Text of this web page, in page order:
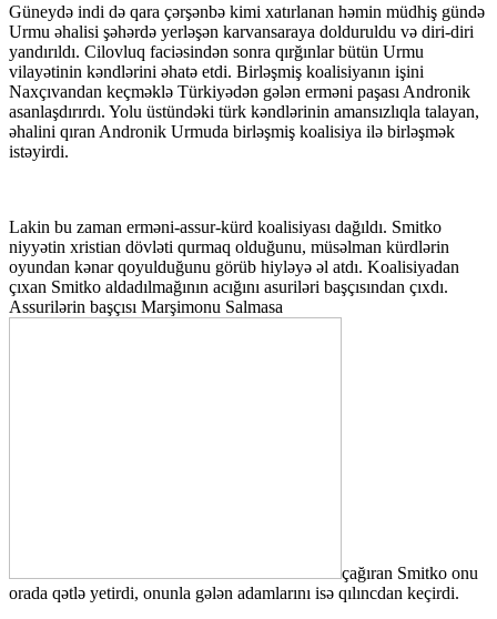
Güneydə indi də qara çərşənbə kimi xatırlanan həmin müdhiş gündə
Urmu əhalisi şəhərdə yerləşən karvansaraya dolduruldu və diri-diri
yandırıldı. Cilovluq faciəsindən sonra qırğınlar bütün Urmu
vilayətinin kəndlərini əhatə etdi. Birləşmiş koalisiyanın işini
Naxçıvandan keçməklə Türkiyədən gələn erməni paşası Andronik
asanlaşdırırdı. Yolu üstündəki türk kəndlərinin amansızlıqla talayan,
əhalini qıran Andronik Urmuda birləşmiş koalisiya ilə birləşmək
istəyirdi.
Lakin bu zaman erməni-assur-kürd koalisiyası dağıldı. Smitko
niyyətin xristian dövləti qurmaq olduğunu, müsəlman kürdlərin
oyundan kənar qoyulduğunu görüb hiyləyə əl atdı. Koalisiyadan
çıxan Smitko aldadılmağının acığını asuriləri başçısından çıxdı.
Assurilərin başçısı Marşimonu Salmasa
çağıran Smitko onu
orada qətlə yetirdi, onunla gələn adamlarını isə qılıncdan keçirdi.